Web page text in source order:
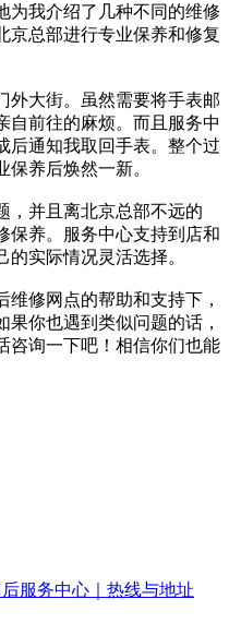
为我介绍了几种不同的维修
京总部进行专业保养和修复
外大街。虽然需要将手表邮
自前往的麻烦。而且服务中
后通知我取回手表。整个过
养后焕然一新。
，并且离北京总部不远的
保养。服务中心支持到店和
实际情况灵活选择。
修网点的帮助和支持下，
你也遇到类似问题的话，
咨询一下吧！相信你们也能
服务中心｜热线与地址